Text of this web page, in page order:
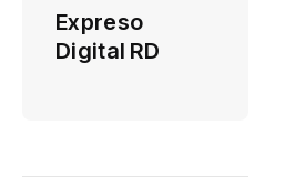
Expreso
Digital RD